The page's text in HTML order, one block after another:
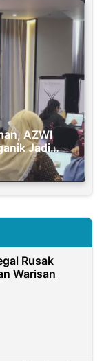
AZWI
Jadi
Rusak
Warisan